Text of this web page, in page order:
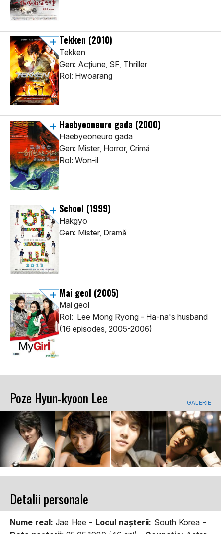
Tekken (2010)
Tekken
Gen: Acţiune, SF, Thriller
Rol: Hwoarang
Haebyeoneuro gada (2000)
Haebyeoneuro gada
Gen: Mister, Horror, Crimă
Rol: Won-il
School (1999)
Hakgyo
Gen: Mister, Dramă
Mai geol (2005)
Mai geol
Rol: Lee Mong Ryong - Ha-na's husband
(16 episodes, 2005-2006)
Poze Hyun-kyoon Lee GALERIE
Detalii personale
Nume real: Jae Hee - Locul naşterii: South Korea -